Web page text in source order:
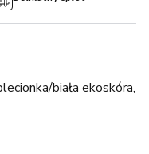
biała ekoskóra,